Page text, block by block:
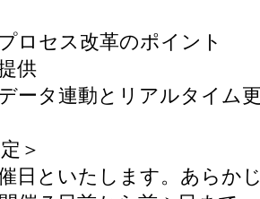
ロセス改革のポイント
供
タ連動とリアルタイム
＞
日といたします。あらか